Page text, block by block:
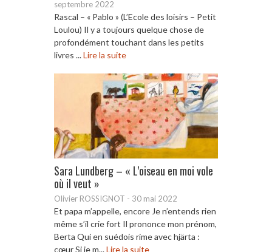
septembre 2022
Rascal – « Pablo » (L’Ecole des loisirs – Petit
Loulou) Il y a toujours quelque chose de
profondément touchant dans les petits
livres ...Lire la suite
Sara Lundberg – « L’oiseau en moi vole
où il veut »
Olivier ROSSIGNOT - 30 mai 2022
Et papa m’appelle, encore Je n’entends rien
même s’il crie fort Il prononce mon prénom,
Berta Qui en suédois rime avec hjärta :
cœur Si je m...Lire la suite